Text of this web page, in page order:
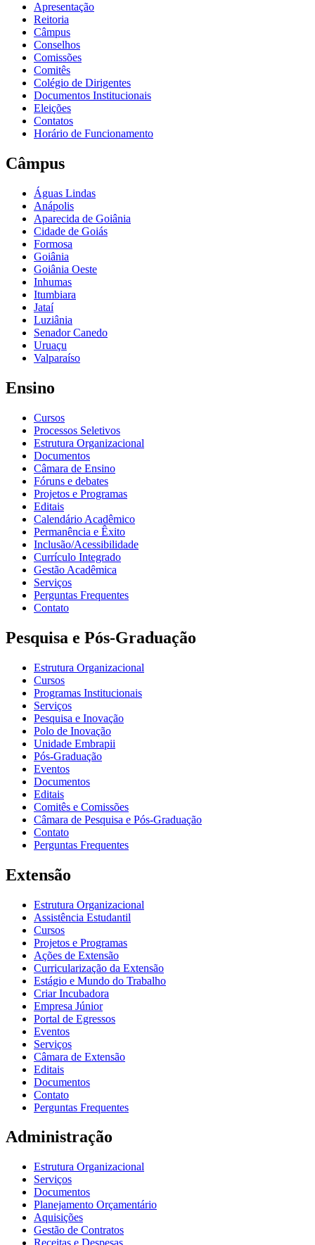
Apresentação
Reitoria
Câmpus
Conselhos
Comissões
Comitês
Colégio de Dirigentes
Documentos Institucionais
Eleições
Contatos
Horário de Funcionamento
Câmpus
Águas Lindas
Anápolis
Aparecida de Goiânia
Cidade de Goiás
Formosa
Goiânia
Goiânia Oeste
Inhumas
Itumbiara
Jataí
Luziânia
Senador Canedo
Uruaçu
Valparaíso
Ensino
Cursos
Processos Seletivos
Estrutura Organizacional
Documentos
Câmara de Ensino
Fóruns e debates
Projetos e Programas
Editais
Calendário Acadêmico
Permanência e Êxito
Inclusão/Acessibilidade
Currículo Integrado
Gestão Acadêmica
Serviços
Perguntas Frequentes
Contato
Pesquisa e Pós-Graduação
Estrutura Organizacional
Cursos
Programas Institucionais
Serviços
Pesquisa e Inovação
Polo de Inovação
Unidade Embrapii
Pós-Graduação
Eventos
Documentos
Editais
Comitês e Comissões
Câmara de Pesquisa e Pós-Graduação
Contato
Perguntas Frequentes
Extensão
Estrutura Organizacional
Assistência Estudantil
Cursos
Projetos e Programas
Ações de Extensão
Curricularização da Extensão
Estágio e Mundo do Trabalho
Criar Incubadora
Empresa Júnior
Portal de Egressos
Eventos
Serviços
Câmara de Extensão
Editais
Documentos
Contato
Perguntas Frequentes
Administração
Estrutura Organizacional
Serviços
Documentos
Planejamento Orçamentário
Aquisições
Gestão de Contratos